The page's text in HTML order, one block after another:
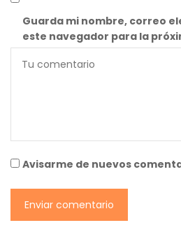
Guarda mi nombre, correo
este navegador para la
Avisarme de nuevos